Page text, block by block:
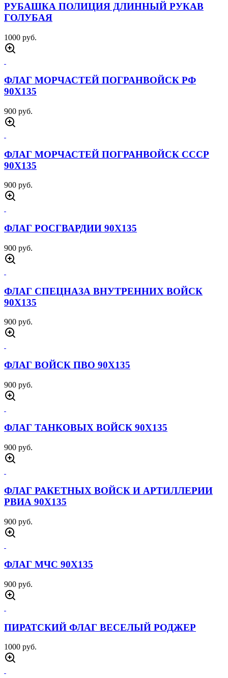
РУБАШКА ПОЛИЦИЯ ДЛИННЫЙ РУКАВ
ГОЛУБАЯ
1000 руб.
ФЛАГ МОРЧАСТЕЙ ПОГРАНВОЙСК РФ
90Х135
900 руб.
ФЛАГ МОРЧАСТЕЙ ПОГРАНВОЙСК СССР
90Х135
900 руб.
ФЛАГ РОСГВАРДИИ 90Х135
900 руб.
ФЛАГ СПЕЦНАЗА ВНУТРЕННИХ ВОЙСК
90Х135
900 руб.
ФЛАГ ВОЙСК ПВО 90Х135
900 руб.
ФЛАГ ТАНКОВЫХ ВОЙСК 90Х135
900 руб.
ФЛАГ РАКЕТНЫХ ВОЙСК И АРТИЛЛЕРИИ
РВИА 90Х135
900 руб.
ФЛАГ МЧС 90Х135
900 руб.
ПИРАТСКИЙ ФЛАГ ВЕСЕЛЫЙ РОДЖЕР
1000 руб.